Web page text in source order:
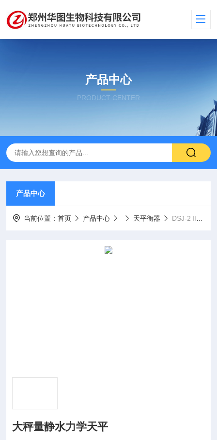
产品中心
PRODUCT CENTER
产品中心
当前位置：首页 产品中心 天平衡器 DSJ-2 Ⅱ 大秤量静水力学天平
大秤量静水力学天平